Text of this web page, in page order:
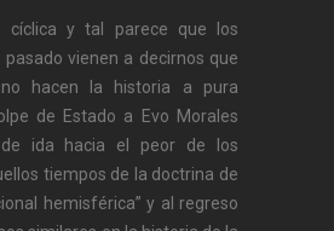
cíclica y tal parece que los
vienen a decirnos que
hacen la historia a pura
de Estado a Evo Morales
ida hacia el peor de los
tiempos de la doctrina de
hemisférica” y al regreso